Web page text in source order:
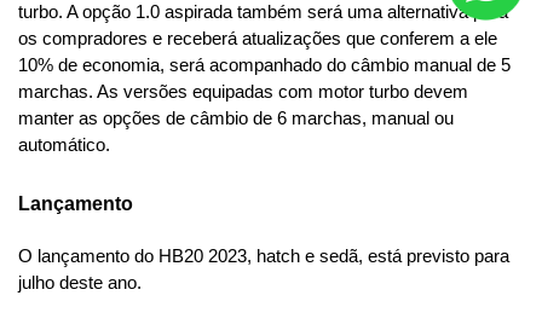
turbo. A opção 1.0 aspirada também será uma alternativa para
os compradores e receberá atualizações que conferem a ele
10% de economia, será acompanhado do câmbio manual de 5
marchas. As versões equipadas com motor turbo devem
manter as opções de câmbio de 6 marchas, manual ou
automático.
Lançamento
O lançamento do HB20 2023, hatch e sedã, está previsto para
julho deste ano.